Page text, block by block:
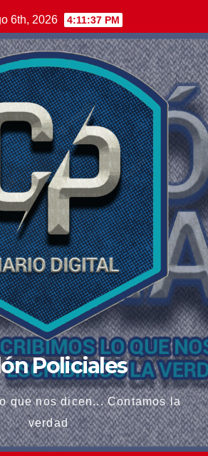
6th, 2026 4:11:38 PM
Policiales
que nos dicen... Contamos la
verdad